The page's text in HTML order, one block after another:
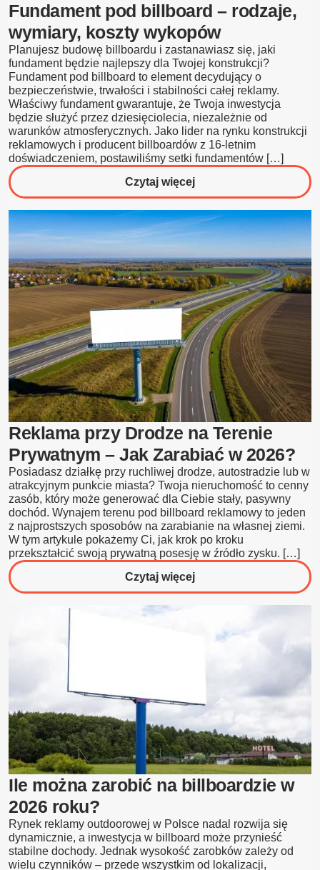
Fundament pod billboard – rodzaje,
wymiary, koszty wykopów
Planujesz budowę billboardu i zastanawiasz się, jaki
fundament będzie najlepszy dla Twojej konstrukcji?
Fundament pod billboard to element decydujący o
bezpieczeństwie, trwałości i stabilności całej reklamy.
Właściwy fundament gwarantuje, że Twoja inwestycja
będzie służyć przez dziesięciolecia, niezależnie od
warunków atmosferycznych. Jako lider na rynku konstrukcji
reklamowych i producent billboardów z 16-letnim
doświadczeniem, postawiliśmy setki fundamentów […]
Czytaj więcejo
Fundament
pod
billboard
rodzaje,
wymiary,
koszty
wykopów
Reklama przy Drodze na Terenie
Prywatnym – Jak Zarabiać w 2026?
Posiadasz działkę przy ruchliwej drodze, autostradzie lub w
atrakcyjnym punkcie miasta? Twoja nieruchomość to cenny
zasób, który może generować dla Ciebie stały, pasywny
dochód. Wynajem terenu pod billboard reklamowy to jeden
z najprostszych sposobów na zarabianie na własnej ziemi.
W tym artykule pokażemy Ci, jak krok po kroku
przekształcić swoją prywatną posesję w źródło zysku. […]
Czytaj więcejo
Reklama
Drodze
–
Zarabiać
w
2026?
Ile można zarobić na billboardzie w
2026 roku?
Rynek reklamy outdoorowej w Polsce nadal rozwija się
dynamicznie, a inwestycja w billboard może przynieść
stabilne dochody. Jednak wysokość zarobków zależy od
wielu czynników – przede wszystkim od lokalizacji,